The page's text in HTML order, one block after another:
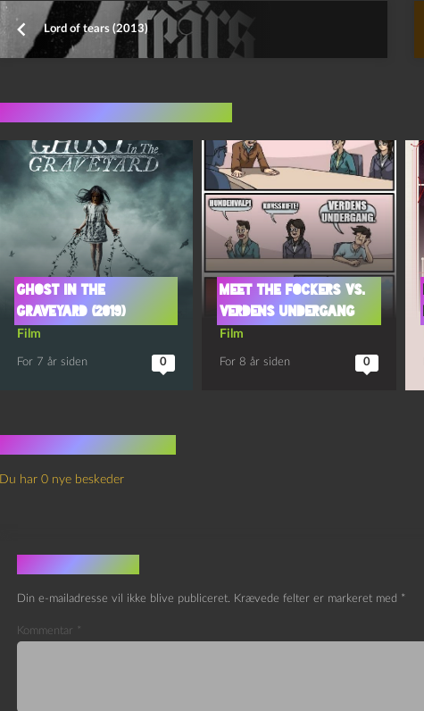
Lord of tears (2013)
Ghost in the
Graveyard (2019)
Film
For 7 år siden 0
Meet the Fockers vs.
verdens undergang
Film
For 8 år siden 0
Du har 0 nye beskeder
Skriv et svar
Din e-mailadresse vil ikke blive publiceret. Krævede felter er markeret med *
Kommentar *